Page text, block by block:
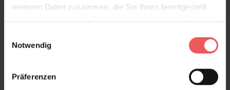
weiteren Daten zusammen, die Sie ihnen bereitgestellt
Notwendig
Präferenzen